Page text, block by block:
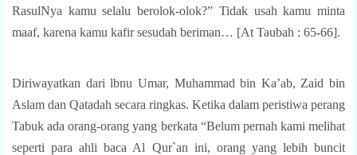
RasulNya kamu selalu berolok-olok?” Tidak usah kamu minta
maaf, karena kamu kafir sesudah beriman… [At Taubah : 65-66].
Diriwayatkan dari lbnu Umar, Muhammad bin Ka’ab, Zaid bin
Aslam dan Qatadah secara ringkas. Ketika dalam peristiwa perang
Tabuk ada orang-orang yang berkata “Belum pernah kami melihat
seperti para ahli baca Al Qur`an ini, orang yang lebih buncit